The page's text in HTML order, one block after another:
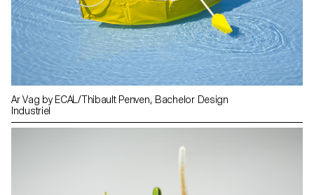
Ar Vag by ECAL/Thibault Penven, Bachelor Design
Industriel